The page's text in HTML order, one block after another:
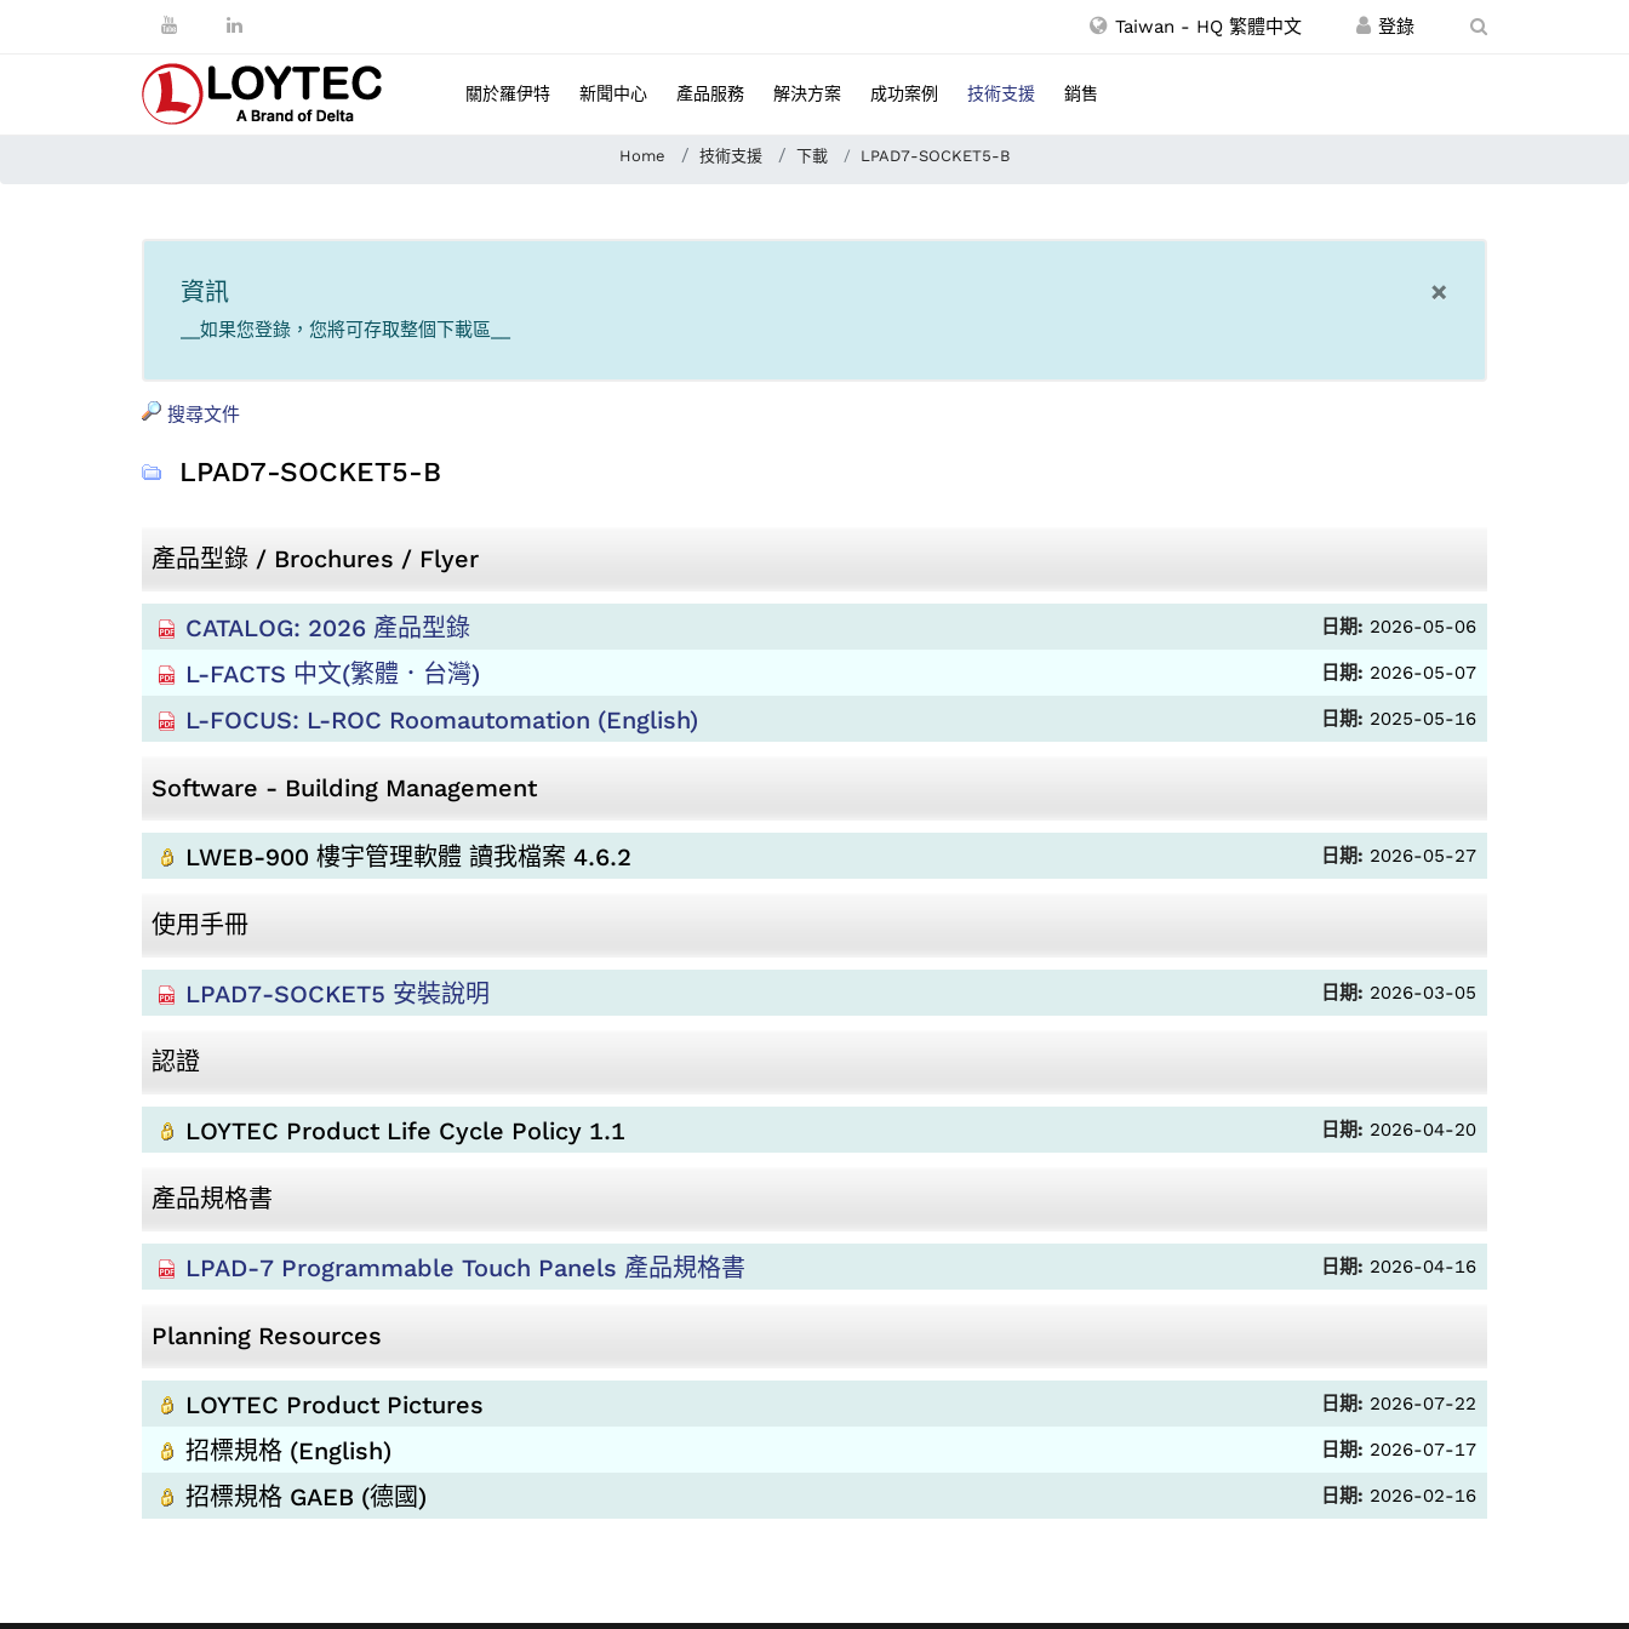
Taiwan - HQ 繁體中文
關於羅伊特 新聞中心 產品服務 解決方案 成功案例 技術支援 銷售
Home 技術支援 下載 LPAD7-SOCKET5-B
×
資訊
__如果您登錄，您將可存取整個下載區__
搜尋文件
LPAD7-SOCKET5-B
產品型錄 / Brochures / Flyer
CATALOG: 2026 產品型錄 日期: 2026-05-06
L-FACTS 中文(繁體．台灣) 日期: 2026-05-07
L-FOCUS: L-ROC Roomautomation (English) 日期: 2025-05-16
Software - Building Management
LWEB-900 樓宇管理軟體 讀我檔案 4.6.2 日期: 2026-05-27
使用手冊
LPAD7-SOCKET5 安裝說明 日期: 2026-03-05
認證
LOYTEC Product Life Cycle Policy 1.1 日期: 2026-04-20
產品規格書
LPAD-7 Programmable Touch Panels 產品規格書 日期: 2026-04-16
Planning Resources
LOYTEC Product Pictures 日期: 2026-07-22
招標規格 (English) 日期: 2026-07-17
招標規格 GAEB (德國) 日期: 2026-02-16